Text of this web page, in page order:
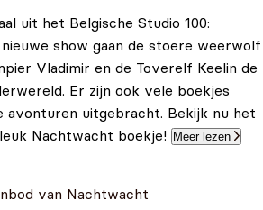
uit het Belgische Studio 100:
show gaan de stoere weerwolf
Vladimir en de Toverelf Keelin de
Er zijn ook vele boekjes
avonturen uitgebracht. Bekijk nu het
Nachtwacht boekje!
Meer lezen
van Nachtwacht